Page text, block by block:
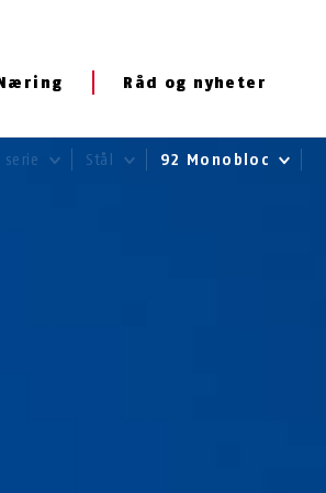
Råd og nyheter
serie Stål 92 Monobloc